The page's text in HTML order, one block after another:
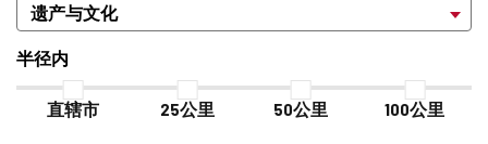
半径内
直辖市 25公里 50公里 100公里